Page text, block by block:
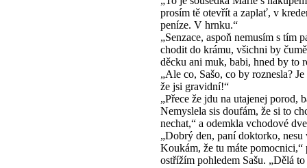
prosím tě otevřít a zaplať, v
peníze. V hrnku.“
„Senzace, aspoň nemusím s tím
chodit do krámu, všichni by
děcku ani muk, babi, hned by to
„Ale co, Sašo, co by roznesla?
že jsi gravidní!“
„Přece že jdu na utajenej porod,
Nemyslela sis doufám, že si to
nechat,“ a odemkla vchodové
„Dobrý den, paní doktorko, nesu
Koukám, že tu máte pomocnici,“
ostřížím pohledem Sašu. „Dělá